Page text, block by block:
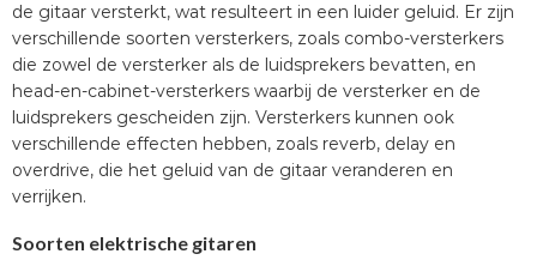
de gitaar versterkt, wat resulteert in een luider geluid. Er zijn
verschillende soorten versterkers, zoals combo-versterkers
die zowel de versterker als de luidsprekers bevatten, en
head-en-cabinet-versterkers waarbij de versterker en de
luidsprekers gescheiden zijn. Versterkers kunnen ook
verschillende effecten hebben, zoals reverb, delay en
overdrive, die het geluid van de gitaar veranderen en
verrijken.
Soorten elektrische gitaren